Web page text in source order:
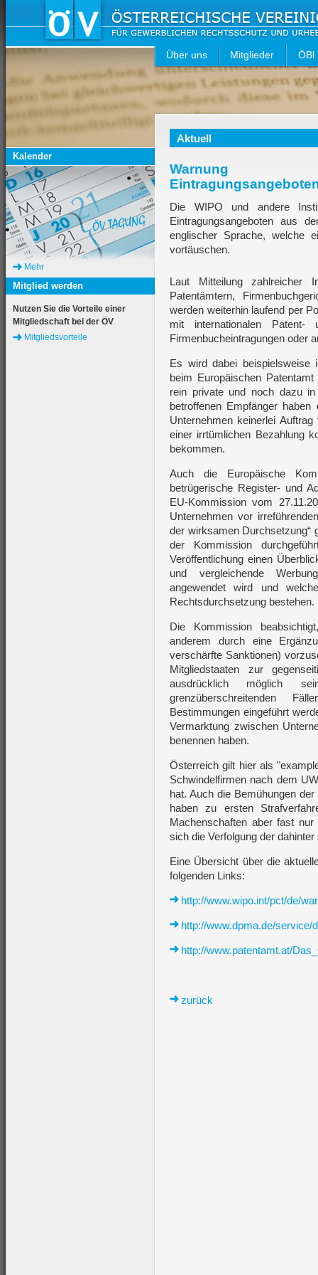
Über uns Mitglieder ÖBl
Aktuell
Warnung
Die WIPO und andere
Eintragungsangeboten aus
englischer Sprache, welche
vortäuschen.
Laut Mitteilung zahlreicher
Patentämtern,
werden weiterhin laufend per
mit internationalen Patent-
Firmenbucheintragungen oder
Es wird dabei beispielsweise
beim Europäischen
rein private und noch dazu
betroffenen Empfänger
Unternehmen keinerlei
einer irrtümlichen Bezahlung
bekommen.
Auch die Europäische
betrügerische Register- und
EU-Kommission vom
Unternehmen vor
der wirksamen Durchsetzung“
der Kommission
Veröffentlichung einen
und vergleichende
angewendet wird und
Rechtsdurchsetzung bestehen.
Die Kommission
anderem durch eine
verschärfte Sanktionen)
Mitgliedstaaten zur
ausdrücklich möglich
grenzüberschreitenden
Bestimmungen eingeführt
Vermarktung zwischen
benennen haben.
Österreich gilt hier als
Schwindelfirmen nach dem
hat. Auch die Bemühungen
haben zu ersten
Machenschaften aber fast
sich die Verfolgung der
Eine Übersicht über die
folgenden Links:
http://www.wipo.int/pct/de/
http://www.dpma.de/service/
http://www.patentamt.at/
zurück
Kalender
Mehr
Mitglied werden
Nutzen Sie die Vorteile einer
Mitgliedschaft bei der ÖV
Mitgliedsvorteile